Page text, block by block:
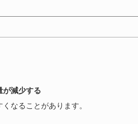
が減少する
なることがあります。